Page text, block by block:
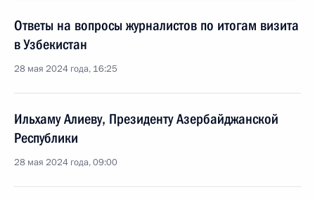
Ответы на вопросы журналистов по итогам визита
в Узбекистан
28 мая 2024 года, 16:25
Ильхаму Алиеву, Президенту Азербайджанской
Республики
28 мая 2024 года, 09:00